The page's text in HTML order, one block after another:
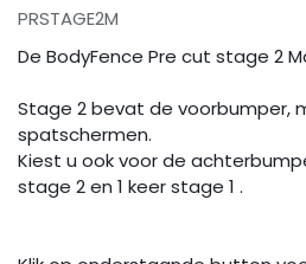
PRSTAGE2M
De BodyFence Pre cut stage 2
Stage 2 bevat de voorbumper,
spatschermen.
Kiest u ook voor de
stage 2 en 1 keer stage 1 .